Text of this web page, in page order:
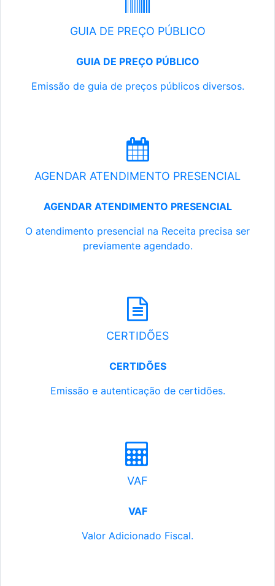
GUIA DE PREÇO PÚBLICO
GUIA DE PREÇO PÚBLICO
Emissão de guia de preços públicos diversos.
AGENDAR ATENDIMENTO PRESENCIAL
AGENDAR ATENDIMENTO PRESENCIAL
O atendimento presencial na Receita precisa ser
previamente agendado.
CERTIDÕES
CERTIDÕES
Emissão e autenticação de certidões.
VAF
VAF
Valor Adicionado Fiscal.